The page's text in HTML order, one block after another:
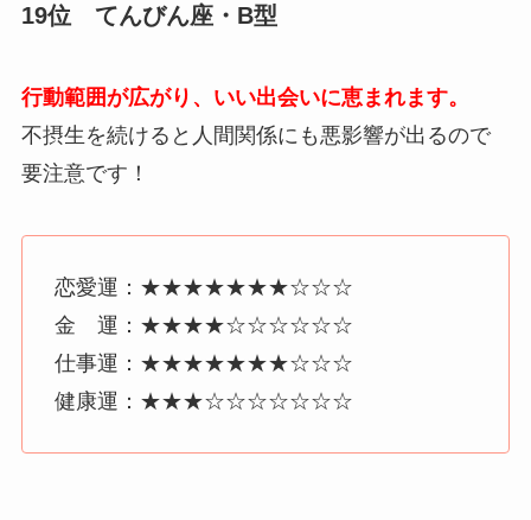
19位 てんびん座・B型
行動範囲が広がり、いい出会いに恵まれます。
不摂生を続けると人間関係にも悪影響が出るので
要注意です！
恋愛運：★★★★★★★☆☆☆
金 運：★★★★☆☆☆☆☆☆
仕事運：★★★★★★★☆☆☆
健康運：★★★☆☆☆☆☆☆☆